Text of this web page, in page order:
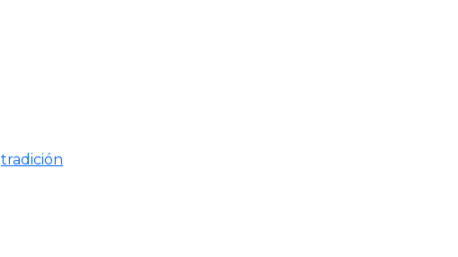
tradición